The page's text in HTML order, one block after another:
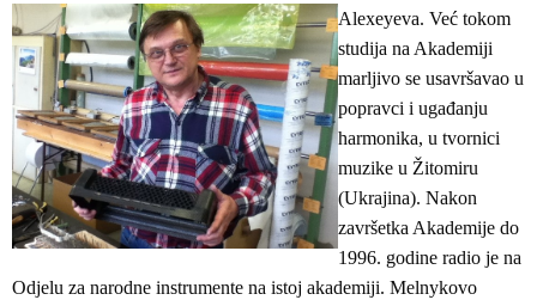
Alexeyeva. Već tokom
studija na Akademiji
marljivo se usavršavao u
popravci i ugađanju
harmonika, u tvornici
muzike u Žitomiru
(Ukrajina). Nakon
završetka Akademije do
1996. godine radio je na
Odjelu za narodne instrumente na istoj akademiji. Melnykovo